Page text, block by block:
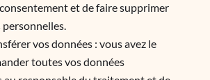
et de faire supprimer
vos données : vous avez le
toutes vos données